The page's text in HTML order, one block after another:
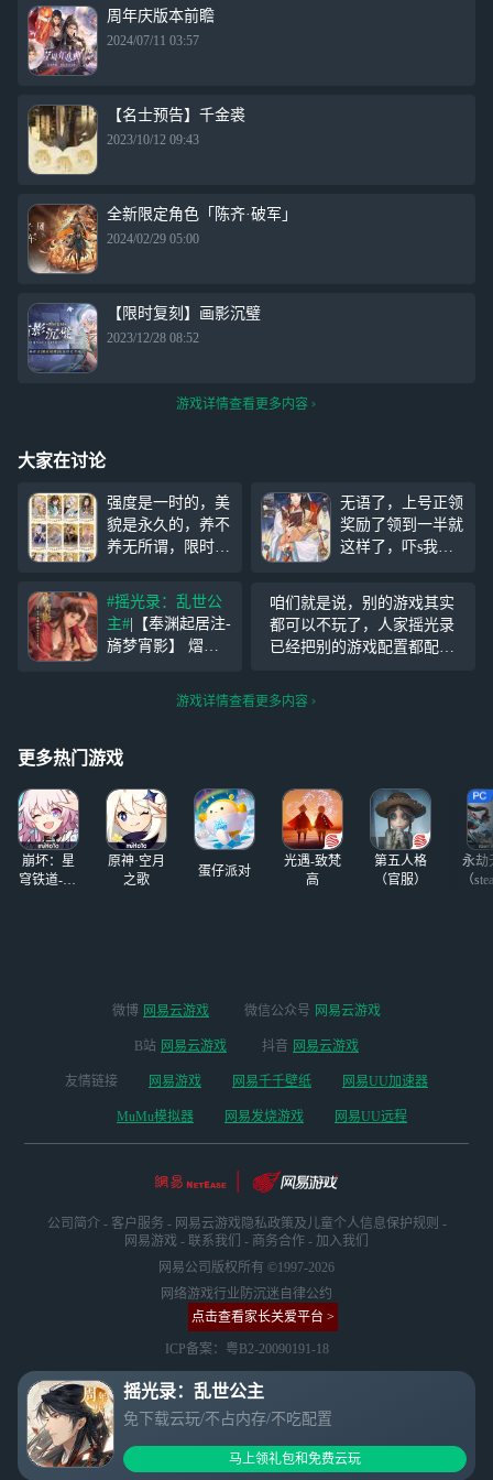
摇光录：乱世公主
免下载云玩/不占内存/不吃配置
马上领礼包和免费云玩
周年庆版本前瞻
2024/07/11 03:57
【名士预告】千金裘
2023/10/12 09:43
全新限定角色「陈齐·破军」
2024/02/29 05:00
【限时复刻】画影沉璧
2023/12/28 08:52
游戏详情查看更多内容
大家在讨论
强度是一时的，美
貌是永久的，养不
养无所谓，限时up
常驻没全抽出来，
复刻的up角色出到
现在的倒是全抽了
无语了，上号正领
奖励了领到一半就
这样了，吓s我了
玩的时候发现它里
面有好多东西和山
亦一样。说明一
下：本人玩过山
#摇光录：乱世公
主# |【奉渊起居注-
旖梦宵影】 熠熠
间；心中肆肆念，
尽落眸中。 起止
4月29日23:59 奖励
「金册」并且起居
注等级达到
咱们就是说，别的游戏其实
都可以不玩了，人家摇光录
已经把别的游戏配置都配齐
头保命）
游戏详情查看更多内容
更多热门游戏
崩坏：星
穹铁道-4.4
原神·空月
之歌
蛋仔派对
光遇-致梵
高
第五人格
（官服）
永劫
（
微博 网易云游戏 微信公众号 网易云游戏
B站 网易云游戏 抖音 网易云游戏
友情链接 网易游戏 网易千千壁纸 网易UU加速器
MuMu模拟器 网易发烧游戏 网易UU远程
公司简介 - 客户服务 - 网易云游戏隐私政策及儿童个人信息保护规则 -
网易游戏 - 联系我们 - 商务合作 - 加入我们
网易公司版权所有 ©1997-2026
网络游戏行业防沉迷自律公约
点击查看家长关爱平台 >
ICP备案：粤B2-20090191-18